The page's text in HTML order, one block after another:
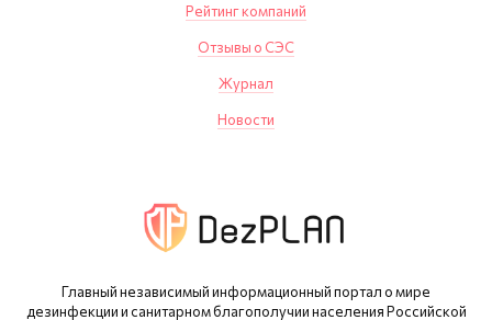
Главный независимый информационный портал о мире
дезинфекции и санитарном благополучии населения Российской
Рейтинг компаний
Отзывы о СЭС
Журнал
Новости